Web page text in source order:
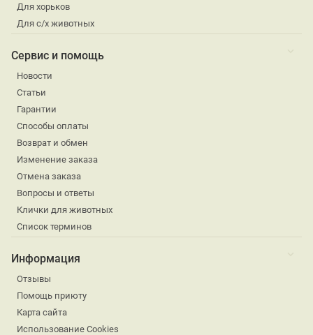
Для хорьков
Для с/х животных
Сервис и помощь
Новости
Статьи
Гарантии
Способы оплаты
Возврат и обмен
Изменение заказа
Отмена заказа
Вопросы и ответы
Клички для животных
Список терминов
Информация
Отзывы
Помощь приюту
Карта сайта
Использование Cookies